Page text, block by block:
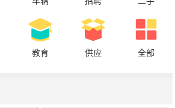
教育 供应 全部